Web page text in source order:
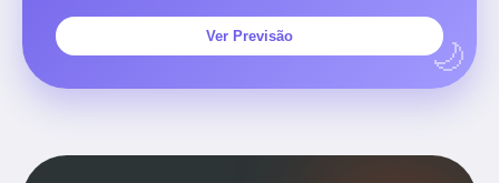
Ver Previsão